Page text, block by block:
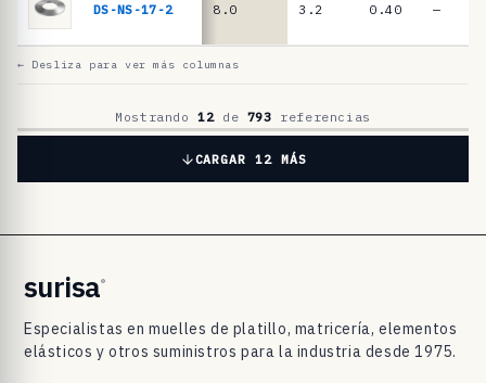
l
D
N
0
9
3
/
D
DS-NS-17-2 8.0 3.2 0.40 —
← Desliza para ver más columnas
Mostrando12de 793 referencias
CARGAR 12 MÁS
surisa®
Especialistas en muelles de platillo, matricería, elementos
elásticos y otros suministros para la industria desde 1975.